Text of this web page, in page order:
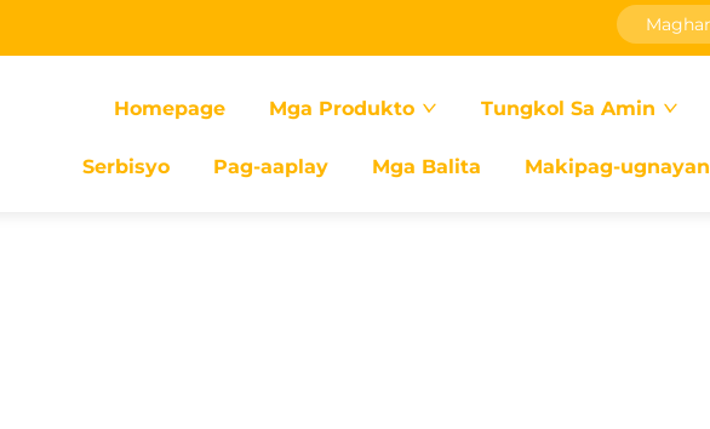
Homepage Mga Produkto Tungkol Sa Amin
Serbisyo Pag-aaplay Mga Balita Makipag-ugnayan